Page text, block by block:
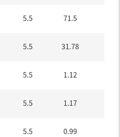
5.5 71.5
5.5 31.78
5.5 1.12
5.5 1.17
5.5 0.99